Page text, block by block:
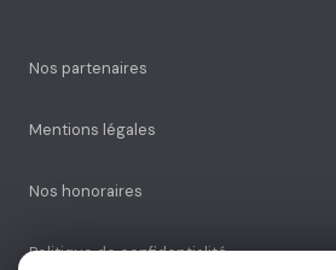
Nos partenaires
Mentions légales
Nos honoraires
Politique de confidentialité